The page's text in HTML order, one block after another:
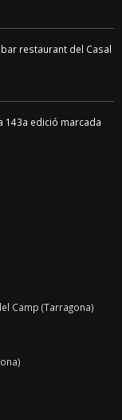
restaurant del Casal
143a edició marcada
Camp (Tarragona)